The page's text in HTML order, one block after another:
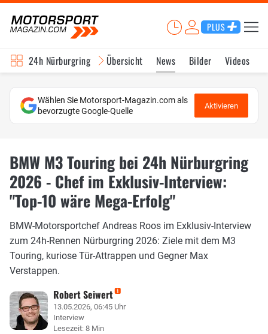
PLUS
24h Nürburgring Übersicht News Bilder Videos
Wählen Sie Motorsport-Magazin.com als
bevorzugte Google-Quelle
Aktivieren
BMW M3 Touring bei 24h Nürburgring
2026 - Chef im Exklusiv-Interview:
"Top-10 wäre Mega-Erfolg"
BMW-Motorsportchef Andreas Roos im Exklusiv-Interview
zum 24h-Rennen Nürburgring 2026: Ziele mit dem M3
Touring, kuriose Tür-Attrappen und Gegner Max
Verstappen.
Robert Seiwert
13.05.2026, 06:45 Uhr
Interview
Lesezeit: 8 Min